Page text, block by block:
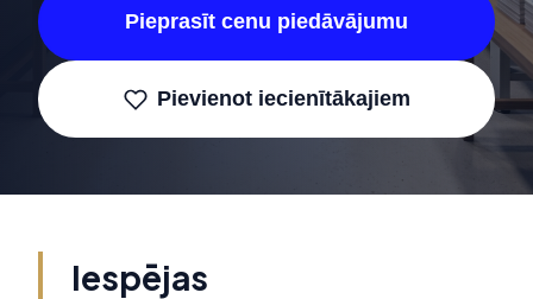
Pieprasīt cenu piedāvājumu
Pievienot iecienītākajiem
Iespējas